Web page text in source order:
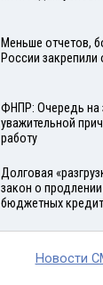
Меньше отчетов,
России закрепили
ФНПР: Очередь на
уважительной
работу
Долговая
закон о
бюджетных
Новости